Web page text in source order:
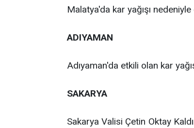
Malatya'da kar yağışı
ADIYAMAN
Adıyaman'da etkili olan kar
SAKARYA
Sakarya Valisi Çetin Oktay